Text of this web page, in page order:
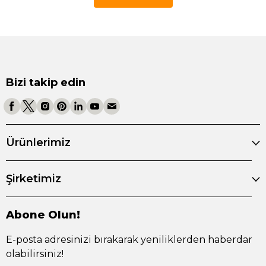
Bizi takip edin
Ürünlerimiz
Şirketimiz
Abone Olun!
E-posta adresinizi bırakarak yeniliklerden haberdar
olabilirsiniz!